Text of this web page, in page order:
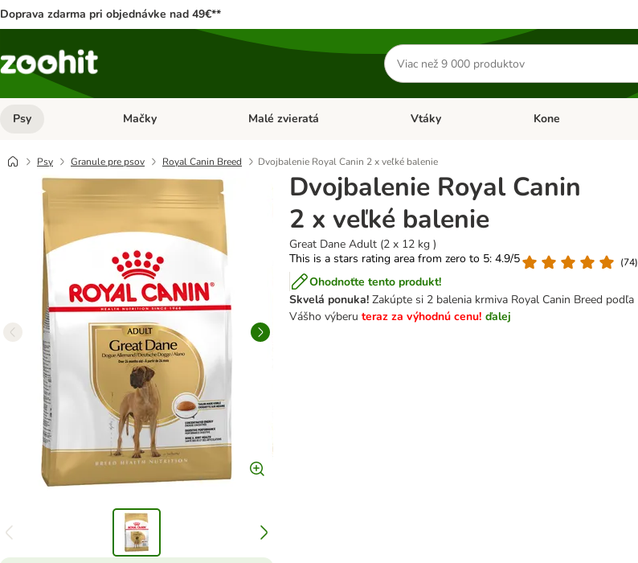
Doprava zdarma pri objednávke nad 49€**
Hľadať
produkty
Psy Otvoriť menu: Psy
Mačky Otvoriť menu: Mačky
Malé zvieratá Otvoriť menu: Malé zvieratá
Vtáky Otvoriť menu: Vtáky
Kone
Psy Granule pre psov Royal Canin Breed Dvojbalenie Royal Canin 2 x veľké balenie
Dvojbalenie Royal Canin
2 x veľké balenie
Great Dane Adult (2 x 12 kg )
This is a stars rating area from zero to 5: 4.9/5
(74)
Ohodnoťte tento produkt!
Skvelá ponuka! Zakúpte si 2 balenia krmiva Royal Canin Breed podľa
Vášho výberu teraz za výhodnú cenu! ďalej